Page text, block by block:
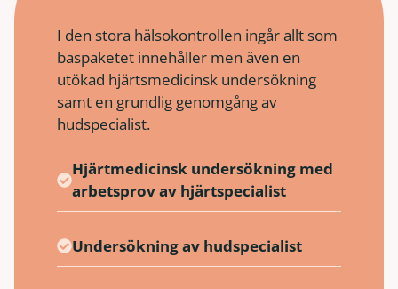
I den stora hälsokontrollen ingår allt som
baspaketet innehåller men även en
utökad hjärtsmedicinsk undersökning
samt en grundlig genomgång av
hudspecialist.
Hjärtmedicinsk undersökning med
arbetsprov av hjärtspecialist
Undersökning av hudspecialist